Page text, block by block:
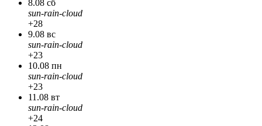
8.08 сб
sun-rain-cloud
+28
9.08 вс
sun-rain-cloud
+23
10.08 пн
sun-rain-cloud
+23
11.08 вт
sun-rain-cloud
+24